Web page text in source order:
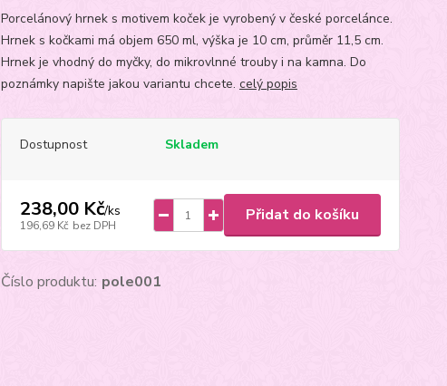
Porcelánový hrnek s motivem koček je vyrobený v české porcelánce.
Hrnek s kočkami má objem 650 ml, výška je 10 cm, průměr 11,5 cm.
Hrnek je vhodný do myčky, do mikrovlnné trouby i na kamna. Do
poznámky napište jakou variantu chcete. celý popis
Dostupnost Skladem
238,00 Kč/ks
196,69 Kč bez DPH
Přidat do košíku
Číslo produktu: pole001